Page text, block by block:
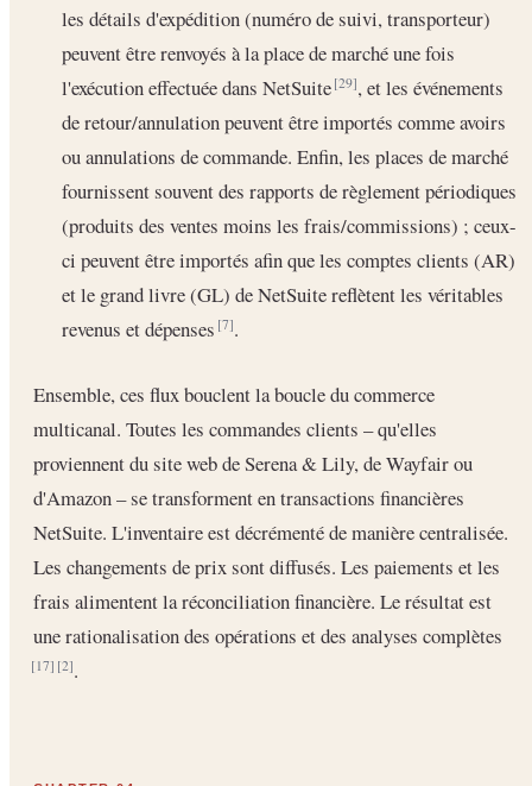
les détails d'expédition (numéro de suivi, transporteur)
peuvent être renvoyés à la place de marché une fois
l'exécution effectuée dans NetSuite[29], et les événements
de retour/annulation peuvent être importés comme avoirs
ou annulations de commande. Enfin, les places de marché
fournissent souvent des rapports de règlement périodiques
(produits des ventes moins les frais/commissions) ; ceux-
ci peuvent être importés afin que les comptes clients (AR)
et le grand livre (GL) de NetSuite reflètent les véritables
revenus et dépenses[7].
Ensemble, ces flux bouclent la boucle du commerce
multicanal. Toutes les commandes clients – qu'elles
proviennent du site web de Serena & Lily, de Wayfair ou
d'Amazon – se transforment en transactions financières
NetSuite. L'inventaire est décrémenté de manière centralisée.
Les changements de prix sont diffusés. Les paiements et les
frais alimentent la réconciliation financière. Le résultat est
une rationalisation des opérations et des analyses complètes
[17] [2].